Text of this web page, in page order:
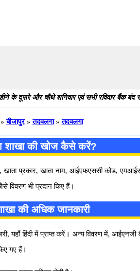
के दूसरे और चौथे शनिवार एवं सभी रविवार बैंक बंद
» बीजापुर » तदवलगा » तदवलगा
शाखा की खोज कैसे करें?
प्रकार, खाता नाम, आईएफएससी कोड,
विवरण भी प्रदान किए हैं।
की अधिक जानकारी
हिंदी में प्राप्त करें। अन्य विवरण में, आईएनजी
गए हैं।